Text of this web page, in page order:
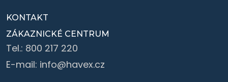
KONTAKT
ZÁKAZNICKÉ CENTRUM
Tel.: 800 217 220
E-mail: info@havex.cz